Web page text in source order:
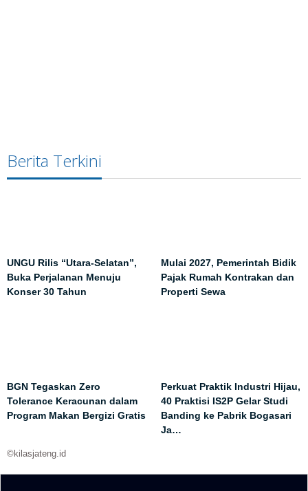
Berita Terkini
UNGU Rilis “Utara-Selatan”,
Buka Perjalanan Menuju
Konser 30 Tahun
Mulai 2027, Pemerintah Bidik
Pajak Rumah Kontrakan dan
Properti Sewa
BGN Tegaskan Zero
Tolerance Keracunan dalam
Program Makan Bergizi Gratis
Perkuat Praktik Industri Hijau,
40 Praktisi IS2P Gelar Studi
Banding ke Pabrik Bogasari
Ja…
©kilasjateng.id